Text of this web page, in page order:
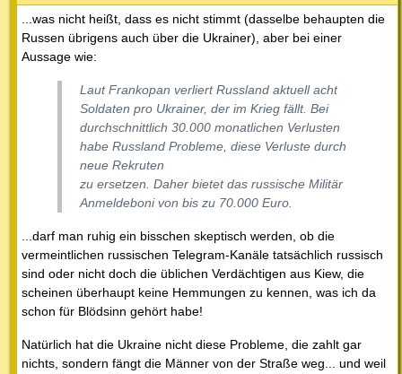
...was nicht heißt, dass es nicht stimmt (dasselbe behaupten die
Russen übrigens auch über die Ukrainer), aber bei einer
Aussage wie:
Laut Frankopan verliert Russland aktuell acht
Soldaten pro Ukrainer, der im Krieg fällt. Bei
durchschnittlich 30.000 monatlichen Verlusten
habe Russland Probleme, diese Verluste durch
neue Rekruten
zu ersetzen. Daher bietet das russische Militär
Anmeldeboni von bis zu 70.000 Euro.
...darf man ruhig ein bisschen skeptisch werden, ob die
vermeintlichen russischen Telegram-Kanäle tatsächlich russisch
sind oder nicht doch die üblichen Verdächtigen aus Kiew, die
scheinen überhaupt keine Hemmungen zu kennen, was ich da
schon für Blödsinn gehört habe!
Natürlich hat die Ukraine nicht diese Probleme, die zahlt gar
nichts, sondern fängt die Männer von der Straße weg... und weil